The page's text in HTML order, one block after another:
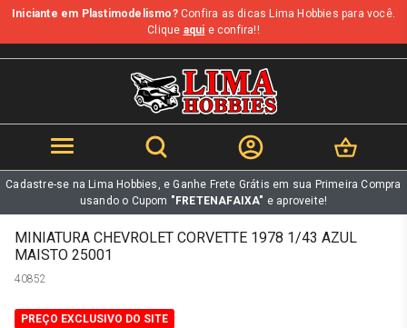
b
Iniciante em Plastimodelismo?Confira as dicas Lima Hobbies para você.
Clique aqui e confira!!
Cadastre-se na Lima Hobbies, e Ganhe Frete Grátis em sua Primeira Compra
usando o Cupom "FRETENAFAIXA" e aproveite!
MINIATURA CHEVROLET CORVETTE 1978 1/43 AZUL
MAISTO 25001
40852
PREÇO EXCLUSIVO DO SITE